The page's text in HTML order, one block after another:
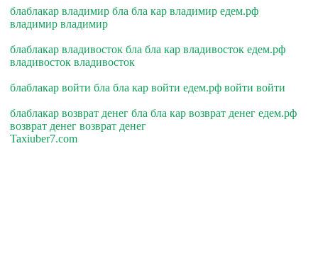
блаблакар владимир бла бла кар владимир едем.рф
владимир владимир
блаблакар владивосток бла бла кар владивосток едем.рф
владивосток владивосток
блаблакар войти бла бла кар войти едем.рф войти войти
блаблакар возврат денег бла бла кар возврат денег едем.рф
возврат денег возврат денег
Taxiuber7.com